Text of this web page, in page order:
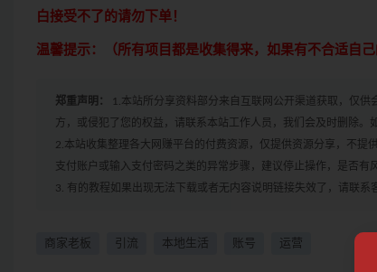
白接受不了的请勿下单！
温馨提示：（所有项目都是收集得来，如果有不合适自
郑重声明：
1.本站所分享资料部分来自互联网公开渠道获取，仅
方，或侵犯了您的权益，请联系本站工作人员，我们会及时删除。
2.本站收集整理各大网赚平台的付费资源，仅提供资源分享，不
支付账户或输入支付密码之类的异常步骤，建议停止操作，是否有
3. 有的教程如果出现无法下载或者无内容说明链接失效了，请联系
商家老板 引流 本地生活 账号 运营